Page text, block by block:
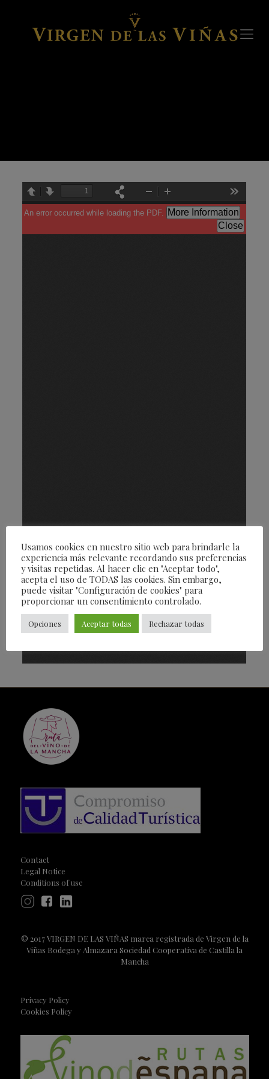
Contact
Legal Notice
Conditions of use
© 2017 VIRGEN DE LAS VIÑAS marca registrada de Virgen de la
Viñas Bodega y Almazara Sociedad Cooperativa de Castilla la
Mancha
Privacy Policy
Cookies Policy
Usamos cookies en nuestro sitio web para brindarle la
experiencia más relevante recordando sus preferencias
y visitas repetidas. Al hacer clic en "Aceptar todo",
acepta el uso de TODAS las cookies. Sin embargo,
puede visitar "Configuración de cookies" para
proporcionar un consentimiento controlado.
Opciones Aceptar todas Rechazar todas